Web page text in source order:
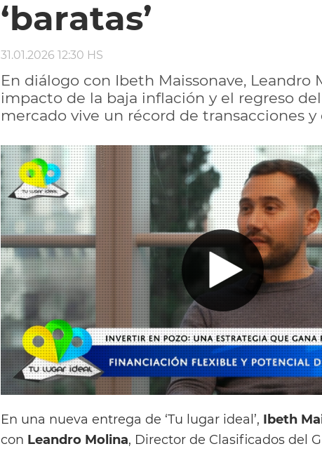
‘baratas’
31.01.2026 12:30 HS
En diálogo con Ibeth Maissonave,
impacto de la baja inflación y el regreso
mercado vive un récord de transacciones
En una nueva entrega de ‘Tu lugar ideal’, Ibeth
con Leandro Molina, Director de Clasificados del